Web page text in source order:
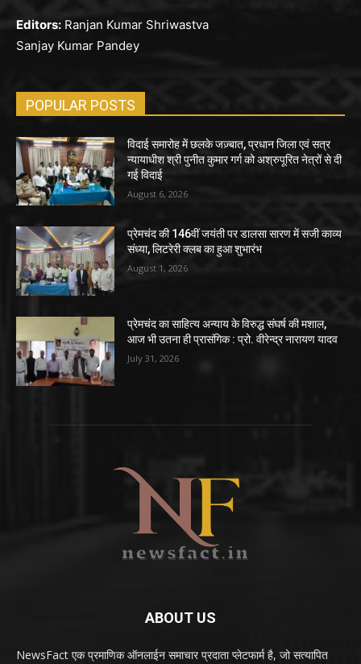
Editors: Ranjan Kumar Shriwastva
Sanjay Kumar Pandey
POPULAR POSTS
विदाई समारोह में छलके जज़्बात, प्रधान जिला एवं सत्र
न्यायाधीश श्री पुनीत कुमार गर्ग को अश्रुपूरित नेत्रों से दी
गई विदाई
August 6, 2026
प्रेमचंद की 146वीं जयंती पर डालसा सारण में सजी काव्य
संध्या, लिटरेरी क्लब का हुआ शुभारंभ
August 1, 2026
प्रेमचंद का साहित्य अन्याय के विरुद्ध संघर्ष की मशाल,
आज भी उतना ही प्रासंगिक : प्रो. वीरेन्द्र नारायण यादव
July 31, 2026
ABOUT US
NewsFact एक प्रमाणिक ऑनलाईन समाचार प्रदाता प्लेटफार्म है, जो सत्यापित